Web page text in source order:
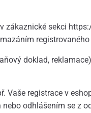
zákaznické sekci
registrovaného
doklad,
Vaše registrace v
odhlášením se z